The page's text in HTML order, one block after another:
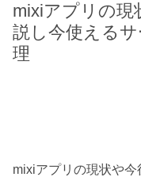
mixiアプリの現
説し今使える
理
mixiアプリの現状や